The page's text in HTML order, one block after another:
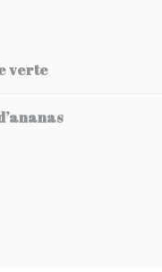
verte